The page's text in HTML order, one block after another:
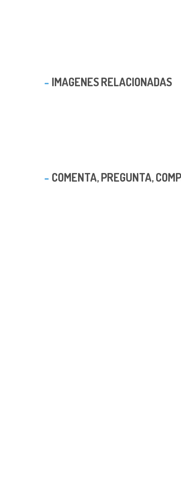
IMAGENES RELACIONADAS
COMENTA, PREGUNTA,